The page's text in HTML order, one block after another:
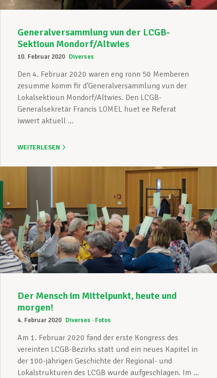
Generalversammlung vun der LCGB-
Sektioun Mondorf/Altwies
10. Februar 2020 Diverses
Den 4. Februar 2020 waren eng ronn 50 Memberen
zesumme komm fir d’Generalversammlung vun der
Lokalsektioun Mondorf/Altwies. Den LCGB-
Generalsekretär Francis LOMEL huet ee Referat
iwwert aktuell ...
WEITERLESEN
Der Mensch im Mittelpunkt, heute und
morgen!
4. Februar 2020 Diverses Fotos
Am 1. Februar 2020 fand der erste Kongress des
vereinten LCGB-Bezirks statt und ein neues Kapitel in
der 100-jährigen Geschichte der Regional- und
Lokalstrukturen des LCGB wurde aufgeschlagen. Im ...